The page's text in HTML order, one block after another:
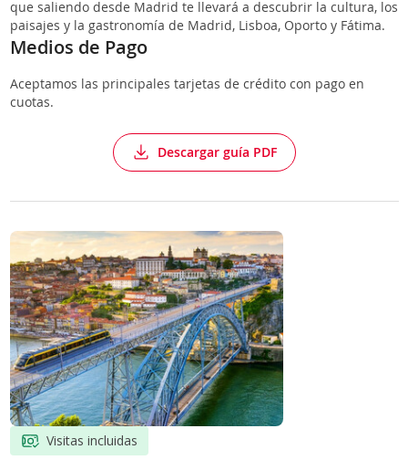
que saliendo desde Madrid te llevará a descubrir la cultura, los
paisajes y la gastronomía de Madrid, Lisboa, Oporto y Fátima.
Medios de Pago
Aceptamos las principales tarjetas de crédito con pago en
cuotas.
Descargar guía PDF
Visitas incluidas